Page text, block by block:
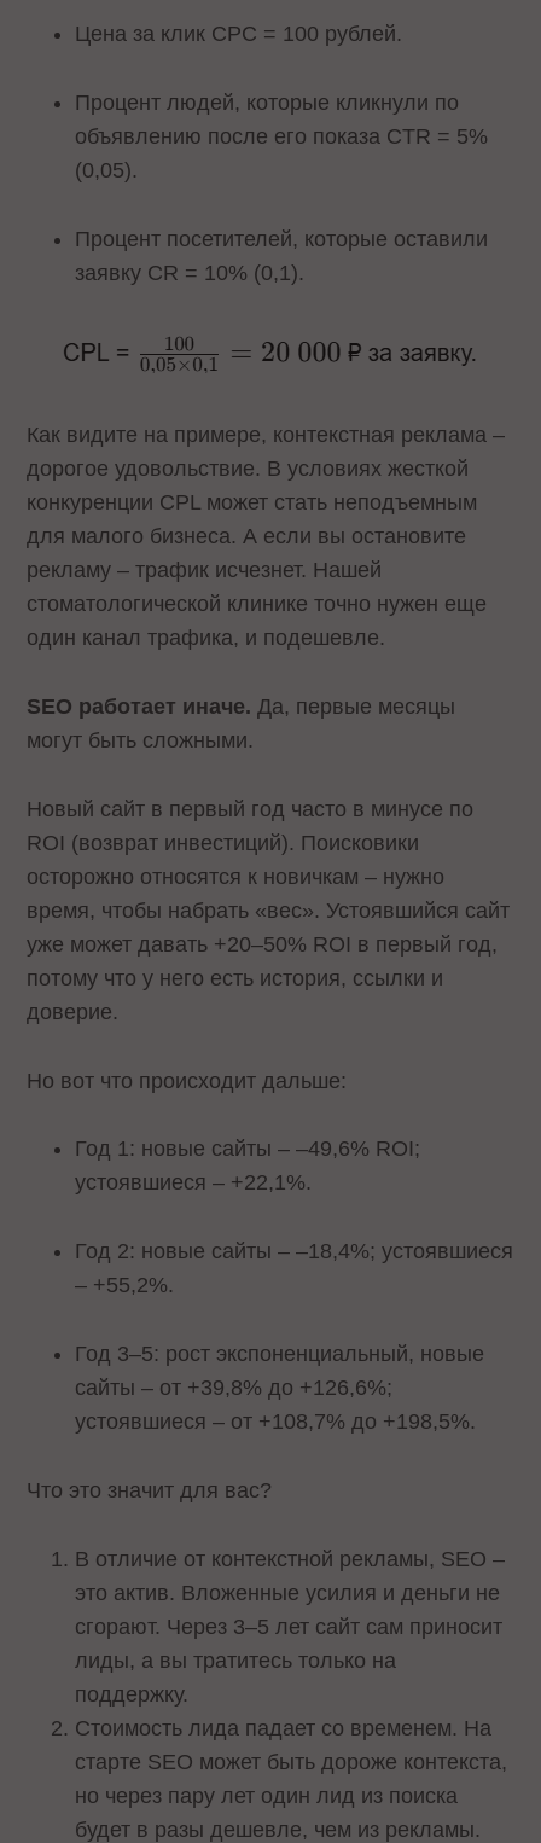
Цена за клик CPC = 100 рублей.
Процент людей, которые кликнули по
объявлению после его показа CTR = 5%
(0,05).
Процент посетителей, которые оставили
заявку CR = 10% (0,1).
Как видите на примере, контекстная реклама –
дорогое удовольствие. В условиях жесткой
конкуренции CPL может стать неподъемным
для малого бизнеса. А если вы остановите
рекламу – трафик исчезнет. Нашей
стоматологической клинике точно нужен еще
один канал трафика, и подешевле.
SEO работает иначе. Да, первые месяцы
могут быть сложными.
Новый сайт в первый год часто в минусе по
ROI (возврат инвестиций). Поисковики
осторожно относятся к новичкам – нужно
время, чтобы набрать «вес». Устоявшийся сайт
уже может давать +20–50% ROI в первый год,
потому что у него есть история, ссылки и
доверие.
Но вот что происходит дальше:
Год 1: новые сайты – –49,6% ROI;
устоявшиеся – +22,1%.
Год 2: новые сайты – –18,4%; устоявшиеся
– +55,2%.
Год 3–5: рост экспоненциальный, новые
сайты – от +39,8% до +126,6%;
устоявшиеся – от +108,7% до +198,5%.
Что это значит для вас?
В отличие от контекстной рекламы, SEO –
это актив. Вложенные усилия и деньги не
сгорают. Через 3–5 лет сайт сам приносит
лиды, а вы тратитесь только на
поддержку.
Стоимость лида падает со временем. На
старте SEO может быть дороже контекста,
но через пару лет один лид из поиска
будет в разы дешевле, чем из рекламы.